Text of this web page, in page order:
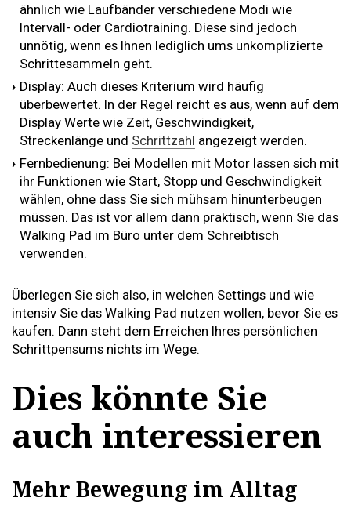
ähnlich wie Laufbänder verschiedene Modi wie
Intervall- oder Cardiotraining. Diese sind jedoch
unnötig, wenn es Ihnen lediglich ums unkomplizierte
Schrittesammeln geht.
Display: Auch dieses Kriterium wird häufig
überbewertet. In der Regel reicht es aus, wenn auf dem
Display Werte wie Zeit, Geschwindigkeit,
Streckenlänge und Schrittzahl angezeigt werden.
Fernbedienung: Bei Modellen mit Motor lassen sich mit
ihr Funktionen wie Start, Stopp und Geschwindigkeit
wählen, ohne dass Sie sich mühsam hinunterbeugen
müssen. Das ist vor allem dann praktisch, wenn Sie das
Walking Pad im Büro unter dem Schreibtisch
verwenden.
Überlegen Sie sich also, in welchen Settings und wie
intensiv Sie das Walking Pad nutzen wollen, bevor Sie es
kaufen. Dann steht dem Erreichen Ihres persönlichen
Schrittpensums nichts im Wege.
Dies könnte Sie
auch interessieren
Mehr Bewegung im Alltag